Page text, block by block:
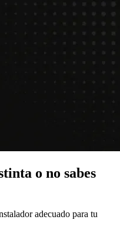
o no sabes
adecuado para tu